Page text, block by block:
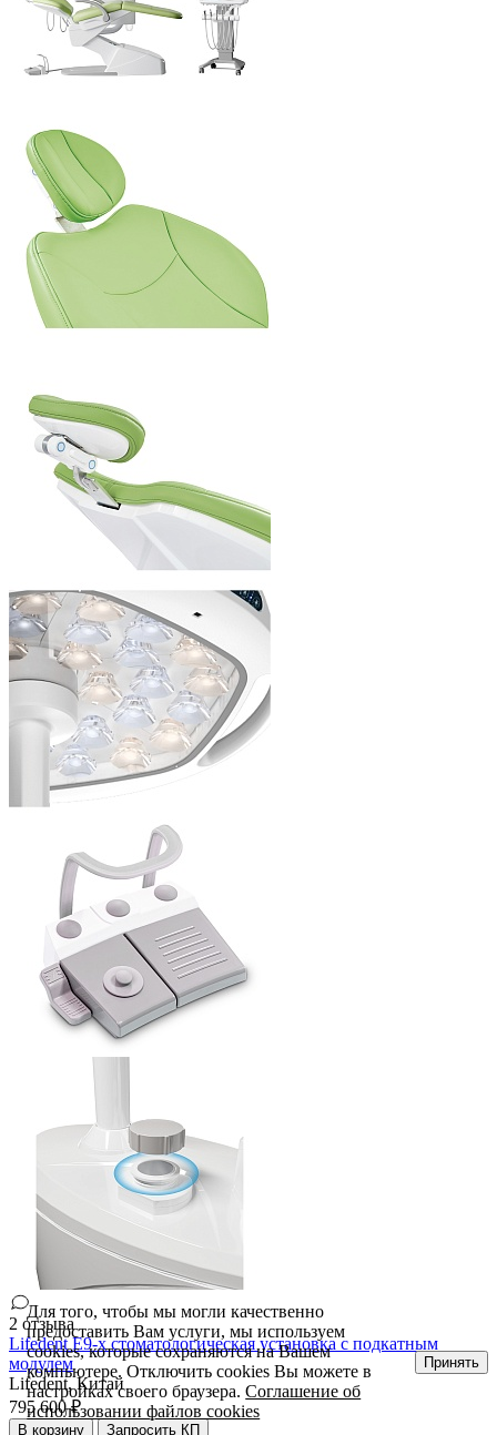
2 отзыва
Lifedent E9-x стоматологическая установка c подкатным
модулем
Lifedent,Китай
795 600 ₽
В корзину Запросить КП
Для того, чтобы мы могли качественно
предоставить Вам услуги, мы используем
cookies, которые сохраняются на Вашем
компьютере. Отключить cookies Вы можете в
настройках своего браузера.Соглашение об
использовании файлов cookies
Принять